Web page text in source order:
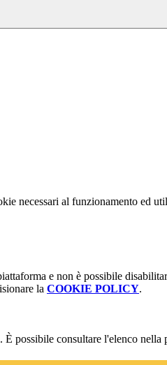
necessari al funzionamento ed
e non è possibile
la COOKIE POLICY.
possibile consultare l'elenco